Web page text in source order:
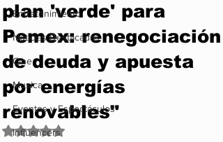
Entretenimiento
Noticias Destacadas
Cine
Musica
Eventos y Espectáculos
Influencers
plan 'verde' para
Pemex: renegociación
de deuda y apuesta
por energías
renovables"
Obtuvo NaN de 5 estrellas.